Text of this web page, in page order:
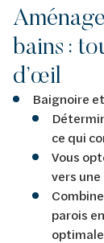
bains :
d’œil
Baignoire
ce qui
Vous
vers une
parois